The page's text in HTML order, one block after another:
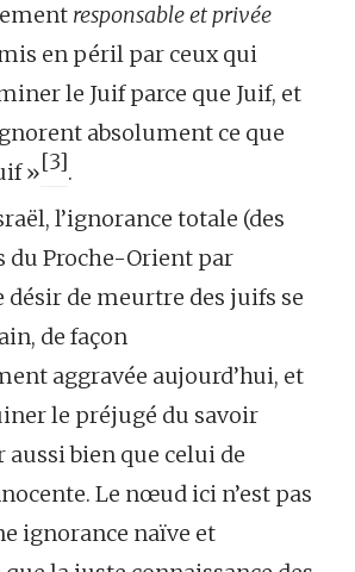
responsable et privée
en péril par ceux qui
le Juif parce que Juif, et
absolument ce que
»[3].
l’ignorance totale (des
du Proche-Orient par
désir de meurtre des juifs se
de façon
aggravée aujourd’hui, et
le préjugé du savoir
bien que celui de
Le nœud ici n’est pas
ignorance naïve et